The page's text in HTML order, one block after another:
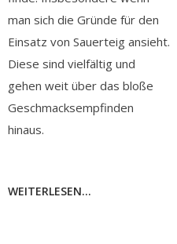
man sich die Gründe für den
Einsatz von Sauerteig ansieht.
Diese sind vielfältig und
gehen weit über das bloße
Geschmacksempfinden
hinaus.
WEITERLESEN...